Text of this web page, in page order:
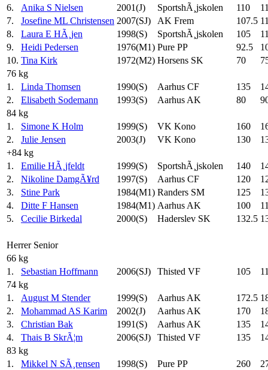
6.
Anika S Nielsen 2001(J) SportshÃ¸jskolen 110
7.
Josefine ML Christensen 2007(SJ) AK Frem 107.5
8.
Laura E HÃ¸jen 1998(S) SportshÃ¸jskolen 105
9.
Heidi Pedersen 1976(M1) Pure PP 92.5
10. Tina Kirk 1972(M2) Horsens SK 70
76 kg
1.
Linda Thomsen 1990(S) Aarhus CF 135
2.
Elisabeth Sodemann 1993(S) Aarhus AK 80
84 kg
1.
Simone K Holm 1999(S) VK Kono 160
2.
Julie Jensen 2003(J) VK Kono 130
+84 kg
1.
Emilie HÃ¸jfeldt 1999(S) SportshÃ¸jskolen 140
2.
Nikoline DamgÃ¥rd 1997(S) Aarhus CF 120
3.
Stine Park 1984(M1) Randers SM 125
4.
Ditte F Hansen 1984(M1) Aarhus AK 100
5.
Cecilie Birkedal 2000(S) Haderslev SK 132.5
Herrer Senior
66 kg
1.
Sebastian Hoffmann 2006(SJ) Thisted VF 105
74 kg
1.
August M Stender 1999(S) Aarhus AK 172.5
2.
Mohammad AS Karim 2002(J) Aarhus AK 170
3.
Christian Bak 1991(S) Aarhus AK 135
4.
Thais B SkrÃ¦m 2006(SJ) Thisted VF 135
83 kg
1.
Mikkel N SÃ¸rensen 1998(S) Pure PP 260